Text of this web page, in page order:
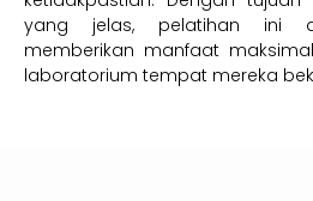
yang jelas, pelatihan ini
memberikan manfaat
laboratorium tempat mereka